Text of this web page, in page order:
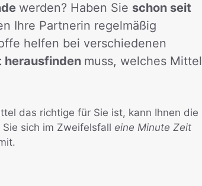
werden? Haben Sie schon seit
Ihre Partnerin regelmäßig
helfen bei verschiedenen
herausfinden muss, welches Mittel
das richtige für Sie ist, kann Ihnen die
sich im Zweifelsfall eine Minute Zeit